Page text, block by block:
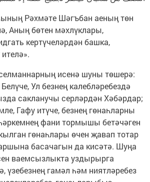
Рәхмәте Шәгъбан аеның төн
Аның бөтен мәхлүклары,
кертүчеләрдән башка,
исенә шуны төшерә:
Ул безнең калебләребездә
сакланучы серләрдән Хәбәрдар;
Гафу итүче, безнең гөнаһларны
фани тормышы бетәчәген
гөнаһлары өчен җавап тотар
басачагын да кисәтә. Шуңа
ваемсызлыкта уздырырга
үзебезнең гамәл һәм ниятләребез